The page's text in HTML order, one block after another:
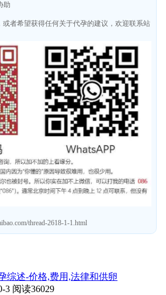
助
者希望获得任何关于代孕的建议，欢迎联系站
thread-2618-1-1.html
综述-价格,费用,法律和供卵
3 阅读36029